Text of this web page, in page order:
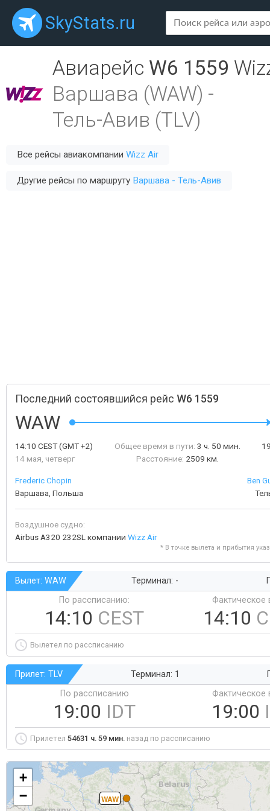
SkyStats.ru
Авиарейс W6 1559
Варшава (WAW) -
Тель-Авив (TLV)
Все рейсы авиакомпании Wizz Air
Другие рейсы по маршруту Варшава - Тель-Авив
Последний состоявшийся рейс W6 1559
WAW
14:10 CEST(GMT +2)
14 мая, четверг
Общее время в пути: 3 ч. 50 мин.
Расстояние: 2509 км.
Frederic Chopin
Варшава, Польша
Ben
Воздушное судно:
Airbus A320 232SL компании Wizz Air
* В точке вылета и прибытия
Вылет: WAW Терминал: -
По рассписанию:
14:10 CEST
Фактическое
14:10
Вылетел по рассписанию
Прилет: TLV Терминал: 1
По рассписанию
19:00 IDT
Фактическое
19:00
Прилетел 54631 ч. 59 мин. назад по рассписанию
WAW
+
−